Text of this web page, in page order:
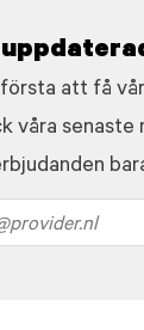
att få
våra